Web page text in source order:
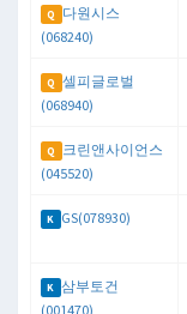
Q
다원시스
(068240)
Q
셀피글로벌
(068940)
Q
크린앤사이언스
(045520)
K GS(078930)
K
삼부토건
(001470)